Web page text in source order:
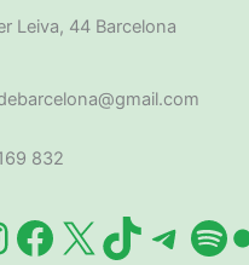
Leiva, 44 Barcelona
832
Facebook
X TikTok